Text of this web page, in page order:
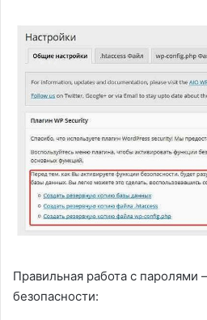
Правильная работа с
безопасности: